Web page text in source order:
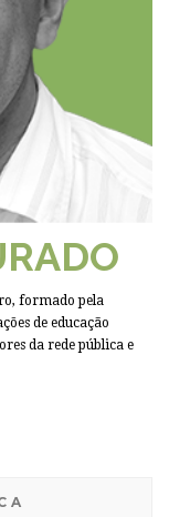
formado pela
de educação
da rede pública e